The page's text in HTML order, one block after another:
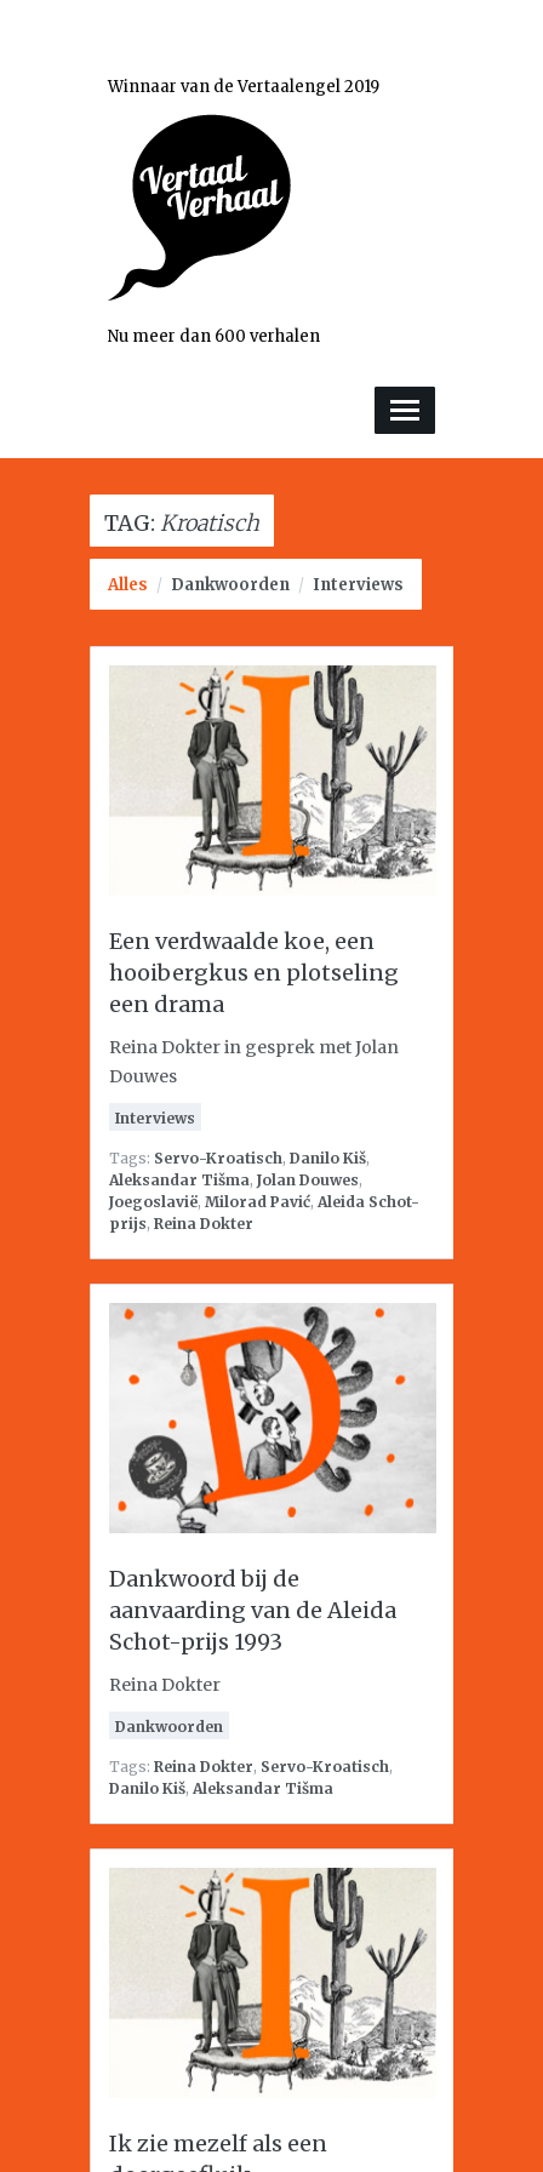
Winnaar van de Vertaalengel 2019
Nu meer dan 600 verhalen
TAG: Kroatisch
Alles / Dankwoorden / Interviews
Een verdwaalde koe, een
hooibergkus en plotseling
een drama
Reina Dokter in gesprek met Jolan
Douwes
Interviews
Tags: Servo-Kroatisch, Danilo Kiš,
Aleksandar Tišma, Jolan Douwes,
Joegoslavië, Milorad Pavić, Aleida Schot-
prijs, Reina Dokter
Dankwoord bij de
aanvaarding van de Aleida
Schot-prijs 1993
Reina Dokter
Dankwoorden
Tags: Reina Dokter, Servo-Kroatisch,
Danilo Kiš, Aleksandar Tišma
Ik zie mezelf als een